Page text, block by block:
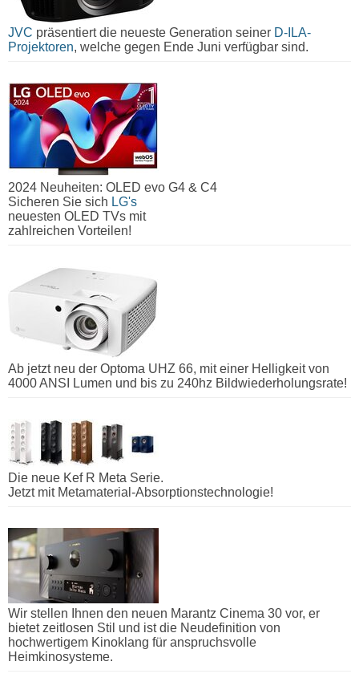
JVC präsentiert die neueste Generation seiner D-ILA-
Projektoren, welche gegen Ende Juni verfügbar sind.
2024 Neuheiten: OLED evo G4 & C4
Sicheren Sie sich LG's
neuesten OLED TVs mit
zahlreichen Vorteilen!
Ab jetzt neu der Optoma UHZ 66, mit einer Helligkeit von
4000 ANSI Lumen und bis zu 240hz Bildwiederholungsrate!
Die neue Kef R Meta Serie.
Jetzt mit Metamaterial-Absorptionstechnologie!
Wir stellen Ihnen den neuen Marantz Cinema 30 vor, er
bietet zeitlosen Stil und ist die Neudefinition von
hochwertigem Kinoklang für anspruchsvolle
Heimkinosysteme.